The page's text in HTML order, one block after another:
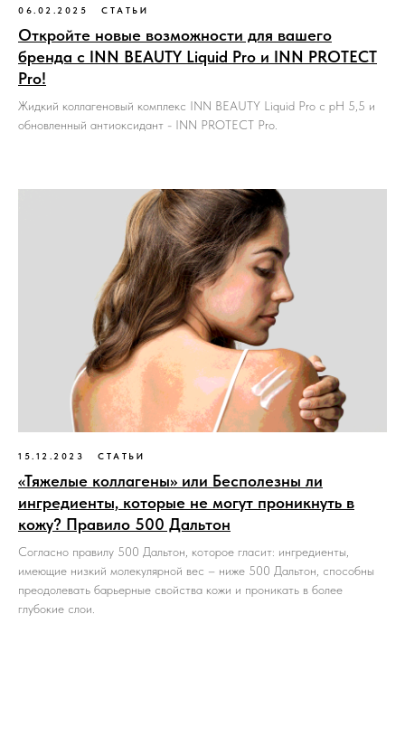
06.02.2025 СТАТЬИ
Откройте новые возможности для вашего
бренда с INN BEAUTY Liquid Pro и INN PROTECT
Pro!
Жидкий коллагеновый комплекс INN BEAUTY Liquid Pro с рН 5,5 и
обновленный антиоксидант - INN PROTECT Pro.
15.12.2023 СТАТЬИ
«Тяжелые коллагены» или Бесполезны ли
ингредиенты, которые не могут проникнуть в
кожу? Правило 500 Дальтон
Согласно правилу 500 Дальтон, которое гласит: ингредиенты,
имеющие низкий молекулярной вес – ниже 500 Дальтон, способны
преодолевать барьерные свойства кожи и проникать в более
глубокие слои.